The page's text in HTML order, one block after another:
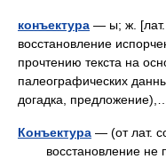
конъектура — ы; ж. [лат.
восстановление
прочтению текста на
палеографических
догадка,
Конъектура — (от лат.
восстановление не